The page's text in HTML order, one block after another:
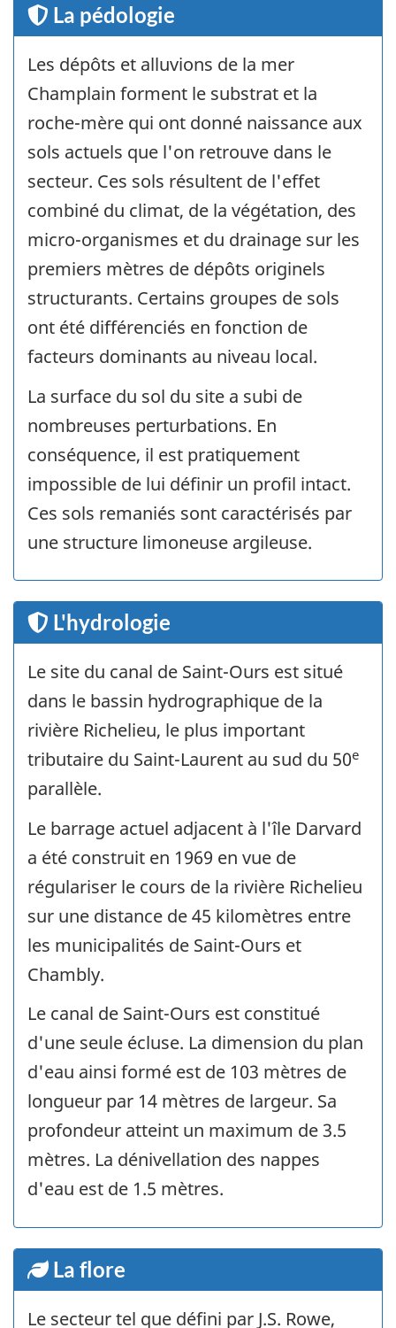
La pédologie
Les dépôts et alluvions de la mer
Champlain forment le substrat et la
roche-mère qui ont donné naissance aux
sols actuels que l'on retrouve dans le
secteur. Ces sols résultent de l'effet
combiné du climat, de la végétation, des
micro-organismes et du drainage sur les
premiers mètres de dépôts originels
structurants. Certains groupes de sols
ont été différenciés en fonction de
facteurs dominants au niveau local.
La surface du sol du site a subi de
nombreuses perturbations. En
conséquence, il est pratiquement
impossible de lui définir un profil intact.
Ces sols remaniés sont caractérisés par
une structure limoneuse argileuse.
L'hydrologie
Le site du canal de Saint-Ours est situé
dans le bassin hydrographique de la
rivière Richelieu, le plus important
tributaire du Saint-Laurent au sud du 50e
parallèle.
Le barrage actuel adjacent à l'île Darvard
a été construit en 1969 en vue de
régulariser le cours de la rivière Richelieu
sur une distance de 45 kilomètres entre
les municipalités de Saint-Ours et
Chambly.
Le canal de Saint-Ours est constitué
d'une seule écluse. La dimension du plan
d'eau ainsi formé est de 103 mètres de
longueur par 14 mètres de largeur. Sa
profondeur atteint un maximum de 3.5
mètres. La dénivellation des nappes
d'eau est de 1.5 mètres.
La flore
Le secteur tel que défini par J.S. Rowe,